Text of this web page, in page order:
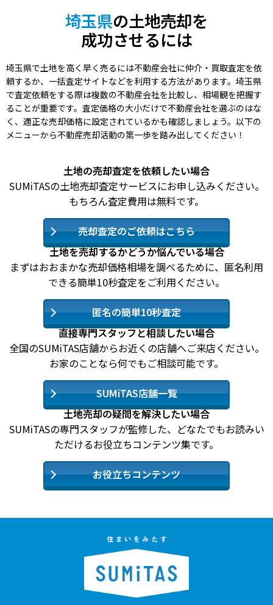
埼玉県の土地売却を
成功させるには
埼玉県で土地を高く早く売るには不動産会社に仲介・買取査定を依
頼するか、一括査定サイトなどを利用する方法があります。埼玉県
で査定依頼をする際は複数の不動産会社を比較し、相場観を把握す
ることが重要です。査定価格の大小だけで不動産会社を選ぶのはな
く、適正な売却価格に設定されているかも確認しましょう。以下の
メニューから不動産売却活動の第一歩を踏み出してください！
土地の売却査定を依頼したい場合
SUMiTASの土地売却査定サービスにお申し込みください。
もちろん査定費用は無料です。
売却査定のご依頼はこちら
土地を売却するかどうか悩んでいる場合
まずはおおまかな売却価格相場を調べるために、匿名利用
できる簡単10秒査定をご利用ください。
匿名の簡単10秒査定
直接専門スタッフと相談したい場合
全国のSUMiTAS店舗からお近くの店舗へご来店ください。
お家のことなら何でもご相談可能です。
SUMiTAS店舗一覧
土地売却の疑問を解決したい場合
SUMiTASの専門スタッフが監修した、どなたでもお読みい
ただけるお役立ちコンテンツ集です。
お役立ちコンテンツ